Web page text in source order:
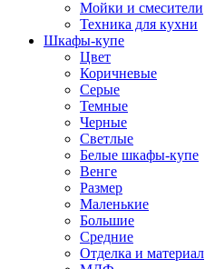
Мойки и смесители
Техника для кухни
Шкафы-купе
Цвет
Коричневые
Серые
Темные
Черные
Светлые
Белые шкафы-купе
Венге
Размер
Маленькие
Большие
Средние
Отделка и материал